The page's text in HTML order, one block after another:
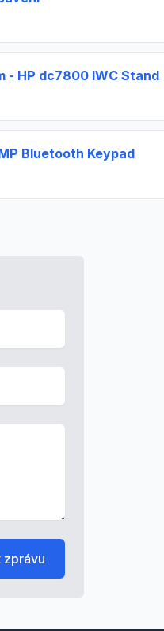
- HP dc7800 IWC Stand
Bluetooth Keypad
zprávu